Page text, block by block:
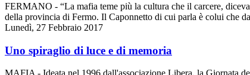
FERMANO - “La mafia teme più la cultura che il carcere,
della provincia di Fermo. Il Caponnetto di cui parla è colui che
Lunedì, 27 Febbraio 2017
Uno spiraglio di luce e di memoria